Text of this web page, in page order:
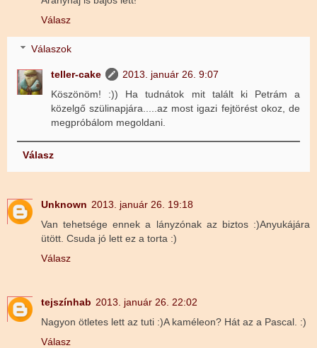
Válasz
Válaszok
teller-cake
2013. január 26. 9:07
Köszönöm! :)) Ha tudnátok mit talált ki Petrám a
közelgő szülinapjára.....az most igazi fejtörést okoz, de
megpróbálom megoldani.
Válasz
Unknown 2013. január 26. 19:18
Van tehetsége ennek a lányzónak az biztos :)Anyukájára
ütött. Csuda jó lett ez a torta :)
Válasz
tejszínhab 2013. január 26. 22:02
Nagyon ötletes lett az tuti :)A kaméleon? Hát az a Pascal. :)
Válasz